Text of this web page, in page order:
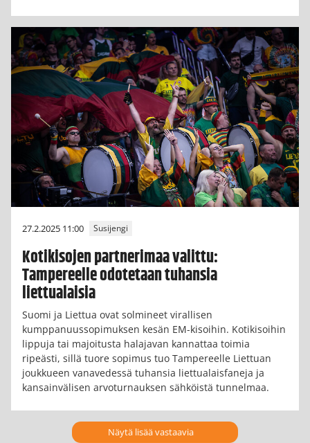
27.2.2025 11:00 Susijengi
Kotikisojen partnerimaa valittu:
Tampereelle odotetaan tuhansia
liettualaisia
Suomi ja Liettua ovat solmineet virallisen
kumppanuussopimuksen kesän EM-kisoihin. Kotikisoihin
lippuja tai majoitusta halajavan kannattaa toimia
ripeästi, sillä tuore sopimus tuo Tampereelle Liettuan
joukkueen vanavedessä tuhansia liettualaisfaneja ja
kansainvälisen arvoturnauksen sähköistä tunnelmaa.
Näytä lisää vastaavia